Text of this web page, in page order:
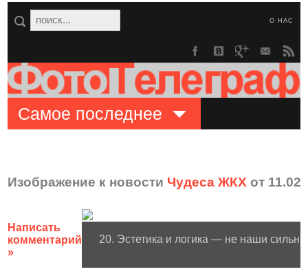
О НАС
Самое последнее
Изображение к новости Чудеса ЖКХ от
Написать
комментарий
»
20. Эстетика и логика — не наши